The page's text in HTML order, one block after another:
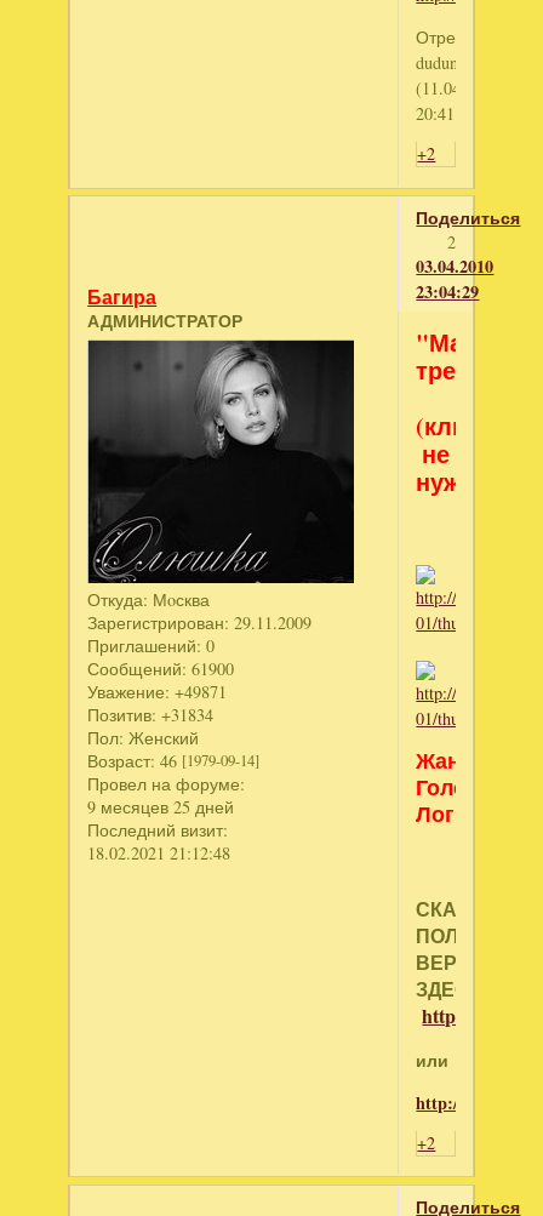
dudunsha
(11.04.2010
20:41:47)
+2
Поделиться
2
03.04.2010
23:04:29
Багира
АДМИНИСТРАТОР
Откуда: Мoсква
Зарегистрирован: 29.11.2009
Приглашений: 0
Сообщений: 61900
Уважение: +49871
Позитив: +31834
Пол: Женский
Возраст: 46 [1979-09-14]
Провел на форуме:
9 месяцев 25 дней
Последний визит:
18.02.2021 21:12:48
(ключ
не
нужен)
Жанр:
СКАЧАТЬ
ПОЛНУЮ
ВЕРСИЮ,
ЗДЕСЬ
http://
или
http://
+2
Поделиться